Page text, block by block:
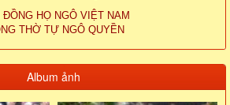
HỌ NGÔ VIỆT NAM
THỜ TỰ NGÔ QUYỀN
Album ảnh